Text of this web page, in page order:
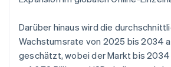
Darüber hinaus wird die
Wachstumsrate von 2025 bis 2034
geschätzt, wobei der Markt bis